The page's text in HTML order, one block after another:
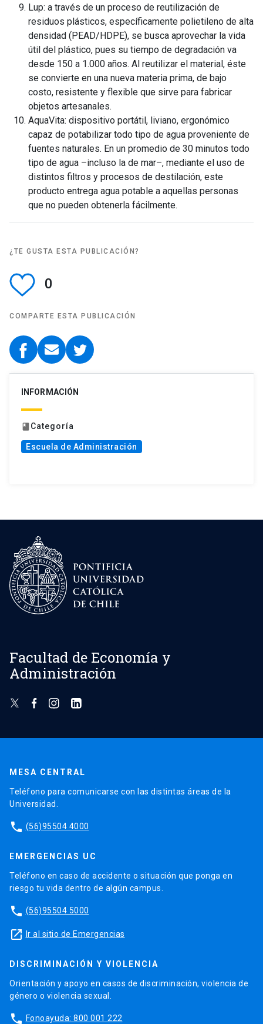
Lup: a través de un proceso de reutilización de
residuos plásticos, específicamente polietileno de alta
densidad (PEAD/HDPE), se busca aprovechar la vida
útil del plástico, pues su tiempo de degradación va
desde 150 a 1.000 años. Al reutilizar el material, éste
se convierte en una nueva materia prima, de bajo
costo, resistente y flexible que sirve para fabricar
objetos artesanales.
AquaVita: dispositivo portátil, liviano, ergonómico
capaz de potabilizar todo tipo de agua proveniente de
fuentes naturales. En un promedio de 30 minutos todo
tipo de agua –incluso la de mar–, mediante el uso de
distintos filtros y procesos de destilación, este
producto entrega agua potable a aquellas personas
que no pueden obtenerla fácilmente.
¿TE GUSTA ESTA PUBLICACIÓN?
0
COMPARTE ESTA PUBLICACIÓN
INFORMACIÓN
book Categoría
Escuela de Administración
Facultad de Economía y
Administración
MESA CENTRAL
Teléfono para comunicarse con las distintas áreas de la
Universidad.
phone (56)95504 4000
EMERGENCIAS UC
Teléfono en caso de accidente o situación que ponga en
riesgo tu vida dentro de algún campus.
phone (56)95504 5000
launch Ir al sitio de Emergencias
DISCRIMINACIÓN Y VIOLENCIA
Orientación y apoyo en casos de discriminación, violencia de
género o violencia sexual.
phone Fonoayuda: 800 001 222